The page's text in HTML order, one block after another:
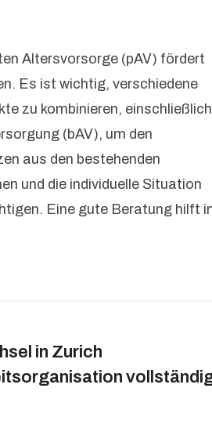
Altersvorsorge (pAV) fördert
Es ist wichtig, verschiedene
zu kombinieren, einschließlich
(bAV), um den
aus den bestehenden
und die individuelle Situation
Eine gute Beratung hilft
in Zurich